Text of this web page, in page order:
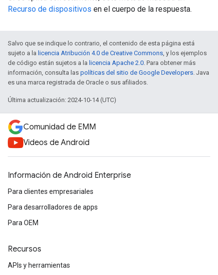
Recurso de dispositivos en el cuerpo de la respuesta.
Salvo que se indique lo contrario, el contenido de esta página está
sujeto a la licencia Atribución 4.0 de Creative Commons, y los ejemplos
de código están sujetos a la licencia Apache 2.0. Para obtener más
información, consulta las políticas del sitio de Google Developers. Java
es una marca registrada de Oracle o sus afiliados.
Última actualización: 2024-10-14 (UTC)
Comunidad de EMM
Videos de Android
Información de Android Enterprise
Para clientes empresariales
Para desarrolladores de apps
Para OEM
Recursos
APIs y herramientas